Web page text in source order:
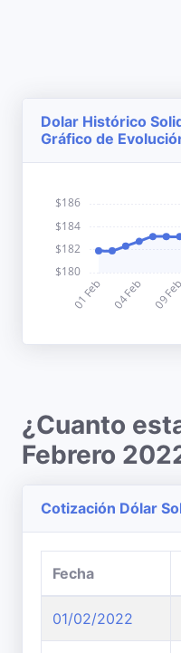
Dolar Histórico
Gráfico de
¿Cuanto
Febrero
Cotización Dólar
Fecha
01/02/2022